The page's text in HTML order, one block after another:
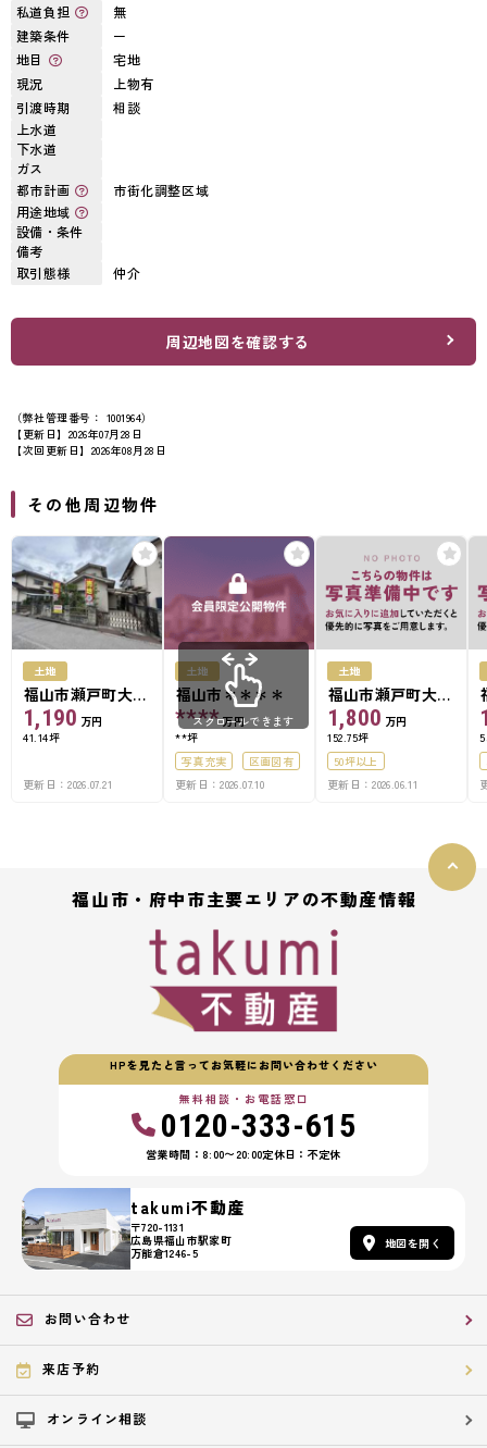
私道負担
無
建築条件
ー
地目
宅地
現況
上物有
引渡時期
相談
上水道
下水道
ガス
都市計画
市街化調整区域
用途地域
設備・条件
備考
取引態様
仲介
周辺地図を確認する
（弊社管理番号： 1001964）
【更新日】2026年07月28日
【次回更新日】2026年08月28日
その他周辺物件
土地
福山市瀬戸町大字
山北
1,190 万円
41.14坪
更新日：2026.07.21
土地
福山市＊＊＊＊
****万円
**坪
写真充実
区画図有
50坪以上
更新日：2026.07.10
土地
福山市瀬戸町大字
山北
1,800 万円
152.75坪
50坪以上
更新日：2026.06.11
スクロールできます
福山市・府中市主要エリアの不動産情報
HPを見たと言ってお気軽にお問い合わせください
無料相談・お電話窓口
0120-333-615
営業時間：8:00〜20:00定休日：不定休
takumi不動産
〒720-1131
広島県福山市駅家町
万能倉1246-5
地図を開く
お問い合わせ
来店予約
オンライン相談